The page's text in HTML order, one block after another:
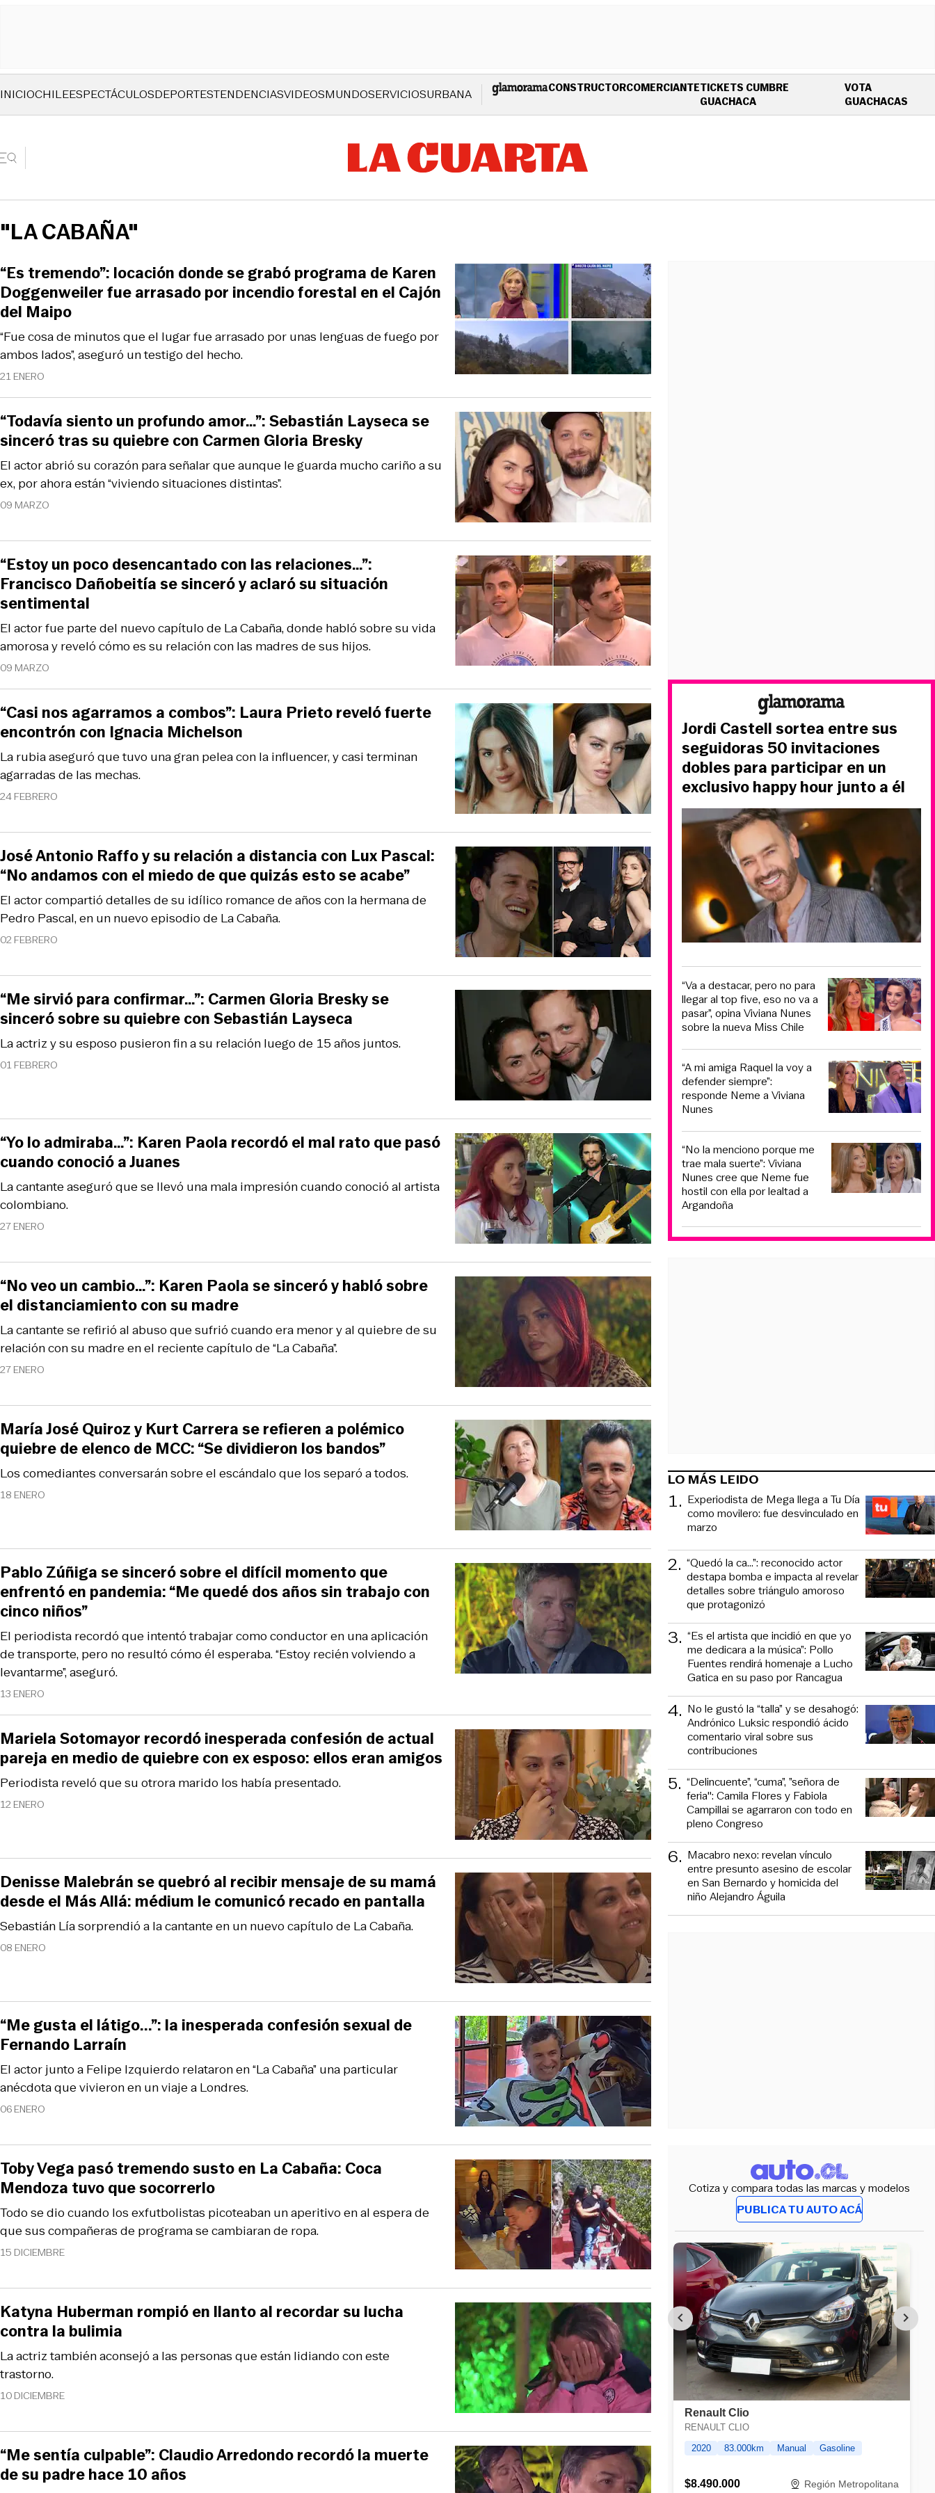
INICIOCHILEESPECTÁCULOSDEPORTESTENDENCIASVIDEOSMUNDOSERVICIOSURBANA CONSTRUCTORCOMERCIANTETICKETS CUMBRE
GUACHACAOPENS IN NEW WINDOW
VOTA
GUACHACAS
"LA CABAÑA"
21 ENERO
“Fue cosa de minutos que el lugar fue arrasado por unas lenguas de fuego por
ambos lados”, aseguró un testigo del hecho.
“Es tremendo”: locación donde se grabó programa de Karen
Doggenweiler fue arrasado por incendio forestal en el Cajón
del Maipo
09 MARZO
El actor abrió su corazón para señalar que aunque le guarda mucho cariño a su
ex, por ahora están “viviendo situaciones distintas”.
“Todavía siento un profundo amor…”: Sebastián Layseca se
sinceró tras su quiebre con Carmen Gloria Bresky
09 MARZO
El actor fue parte del nuevo capítulo de La Cabaña, donde habló sobre su vida
amorosa y reveló cómo es su relación con las madres de sus hijos.
“Estoy un poco desencantado con las relaciones…”:
Francisco Dañobeitía se sinceró y aclaró su situación
sentimental
24 FEBRERO
La rubia aseguró que tuvo una gran pelea con la influencer, y casi terminan
agarradas de las mechas.
“Casi nos agarramos a combos”: Laura Prieto reveló fuerte
encontrón con Ignacia Michelson
02 FEBRERO
El actor compartió detalles de su idílico romance de años con la hermana de
Pedro Pascal, en un nuevo episodio de La Cabaña.
José Antonio Raffo y su relación a distancia con Lux Pascal:
“No andamos con el miedo de que quizás esto se acabe”
01 FEBRERO
La actriz y su esposo pusieron fin a su relación luego de 15 años juntos.
“Me sirvió para confirmar…”: Carmen Gloria Bresky se
sinceró sobre su quiebre con Sebastián Layseca
27 ENERO
La cantante aseguró que se llevó una mala impresión cuando conoció al artista
colombiano.
“Yo lo admiraba…”: Karen Paola recordó el mal rato que pasó
cuando conoció a Juanes
27 ENERO
La cantante se refirió al abuso que sufrió cuando era menor y al quiebre de su
relación con su madre en el reciente capítulo de “La Cabaña”.
“No veo un cambio…”: Karen Paola se sinceró y habló sobre
el distanciamiento con su madre
18 ENERO
Los comediantes conversarán sobre el escándalo que los separó a todos.
María José Quiroz y Kurt Carrera se refieren a polémico
quiebre de elenco de MCC: “Se dividieron los bandos”
13 ENERO
El periodista recordó que intentó trabajar como conductor en una aplicación
de transporte, pero no resultó cómo él esperaba. “Estoy recién volviendo a
levantarme”, aseguró.
Pablo Zúñiga se sinceró sobre el difícil momento que
enfrentó en pandemia: “Me quedé dos años sin trabajo con
cinco niños”
12 ENERO
Periodista reveló que su otrora marido los había presentado.
Mariela Sotomayor recordó inesperada confesión de actual
pareja en medio de quiebre con ex esposo: ellos eran amigos
08 ENERO
Sebastián Lía sorprendió a la cantante en un nuevo capítulo de La Cabaña.
Denisse Malebrán se quebró al recibir mensaje de su mamá
desde el Más Allá: médium le comunicó recado en pantalla
06 ENERO
El actor junto a Felipe Izquierdo relataron en “La Cabaña” una particular
anécdota que vivieron en un viaje a Londres.
“Me gusta el látigo...”: la inesperada confesión sexual de
Fernando Larraín
15 DICIEMBRE
Todo se dio cuando los exfutbolistas picoteaban un aperitivo en al espera de
que sus compañeras de programa se cambiaran de ropa.
Toby Vega pasó tremendo susto en La Cabaña: Coca
Mendoza tuvo que socorrerlo
10 DICIEMBRE
La actriz también aconsejó a las personas que están lidiando con este
trastorno.
Katyna Huberman rompió en llanto al recordar su lucha
contra la bulimia
“Me sentía culpable”: Claudio Arredondo recordó la muerte
de su padre hace 10 años
Jordi Castell sortea entre sus
seguidoras 50 invitaciones
dobles para participar en un
exclusivo happy hour junto a él
“Va a destacar, pero no para
llegar al top five, eso no va a
pasar”, opina Viviana Nunes
sobre la nueva Miss Chile
“A mi amiga Raquel la voy a
defender siempre”:
responde Neme a Viviana
Nunes
“No la menciono porque me
trae mala suerte”: Viviana
Nunes cree que Neme fue
hostil con ella por lealtad a
Argandoña
LO MÁS LEIDO
1. Experiodista de Mega llega a Tu Día
como movilero: fue desvinculado en
marzo
2. “Quedó la ca...”: reconocido actor
destapa bomba e impacta al revelar
detalles sobre triángulo amoroso
que protagonizó
3. “Es el artista que incidió en que yo
me dedicara a la música”: Pollo
Fuentes rendirá homenaje a Lucho
Gatica en su paso por Rancagua
4. No le gustó la “talla” y se desahogó:
Andrónico Luksic respondió ácido
comentario viral sobre sus
contribuciones
5. “Delincuente”, “cuma”, ”señora de
feria": Camila Flores y Fabiola
Campillai se agarraron con todo en
pleno Congreso
6. Macabro nexo: revelan vínculo
entre presunto asesino de escolar
en San Bernardo y homicida del
niño Alejandro Águila
Cotiza y compara todas las marcas y modelos
PUBLICA TU AUTO ACÁ